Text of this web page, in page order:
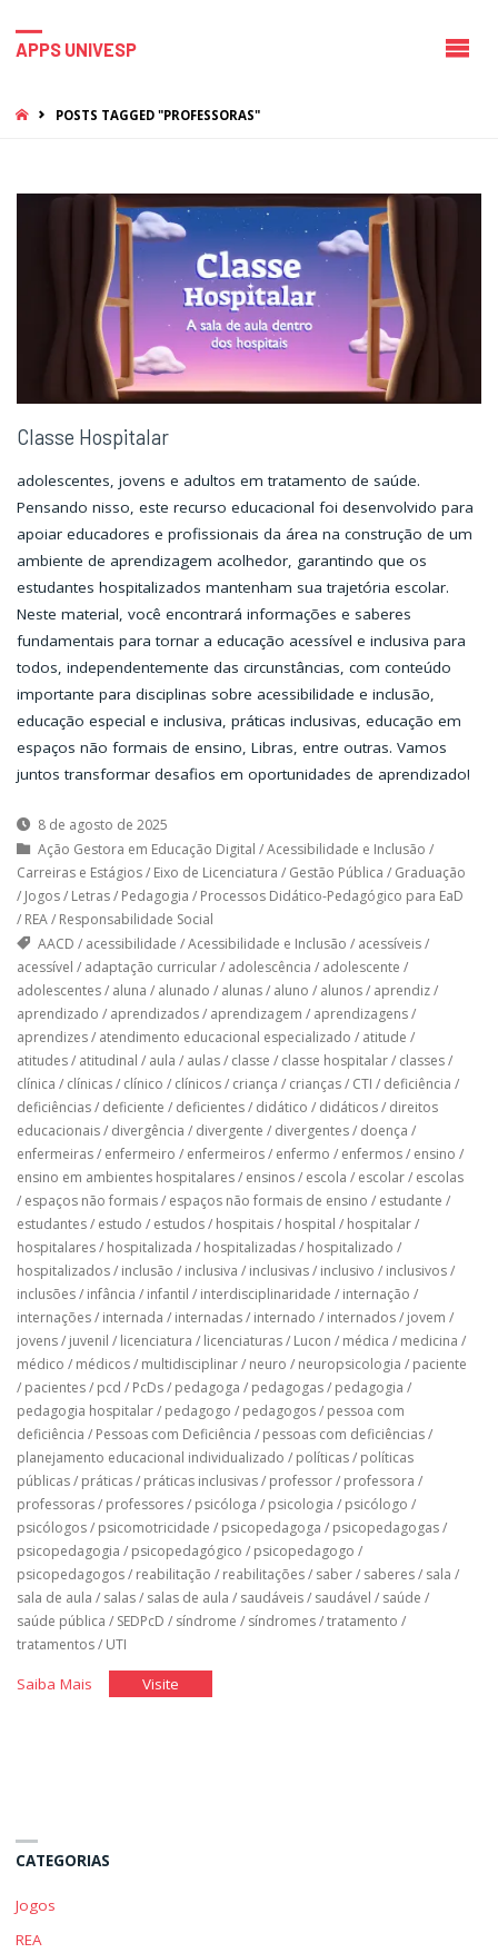
APPS UNIVESP
HOMEPOSTS TAGGED "PROFESSORAS"
Classe Hospitalar
adolescentes, jovens e adultos em tratamento de saúde.
Pensando nisso, este recurso educacional foi desenvolvido para
apoiar educadores e profissionais da área na construção de um
ambiente de aprendizagem acolhedor, garantindo que os
estudantes hospitalizados mantenham sua trajetória escolar.
Neste material, você encontrará informações e saberes
fundamentais para tornar a educação acessível e inclusiva para
todos, independentemente das circunstâncias, com conteúdo
importante para disciplinas sobre acessibilidade e inclusão,
educação especial e inclusiva, práticas inclusivas, educação em
espaços não formais de ensino, Libras, entre outras. Vamos
juntos transformar desafios em oportunidades de aprendizado!
8 de agosto de 2025
Ação Gestora em Educação Digital /Acessibilidade e Inclusão /
Carreiras e Estágios/ Eixo de Licenciatura / Gestão Pública / Graduação
/ Jogos/ Letras/ Pedagogia / Processos Didático-Pedagógico para EaD
/ REA/ Responsabilidade Social
AACD / acessibilidade /Acessibilidade e Inclusão / acessíveis/
acessível / adaptação curricular/ adolescência / adolescente /
adolescentes/ aluna / alunado / alunas/ aluno / alunos/ aprendiz/
aprendizado / aprendizados/ aprendizagem / aprendizagens/
aprendizes/ atendimento educacional especializado / atitude /
atitudes/ atitudinal / aula / aulas/ classe / classe hospitalar/ classes/
clínica / clínicas/ clínico / clínicos/ criança / crianças/ CTI / deficiência /
deficiências/ deficiente / deficientes/ didático / didáticos/ direitos
educacionais/ divergência / divergente / divergentes/ doença /
enfermeiras/ enfermeiro / enfermeiros/ enfermo / enfermos/ ensino /
ensino em ambientes hospitalares/ ensinos/ escola / escolar/ escolas
/ espaços não formais/ espaços não formais de ensino / estudante /
estudantes/ estudo / estudos/ hospitais/ hospital / hospitalar/
hospitalares/ hospitalizada / hospitalizadas/ hospitalizado /
hospitalizados/ inclusão / inclusiva / inclusivas/ inclusivo / inclusivos/
inclusões/ infância / infantil / interdisciplinaridade / internação /
internações/ internada / internadas/ internado / internados/ jovem /
jovens/ juvenil / licenciatura / licenciaturas/ Lucon / médica / medicina /
médico / médicos/ multidisciplinar/ neuro / neuropsicologia / paciente
/ pacientes/ pcd / PcDs/ pedagoga / pedagogas/ pedagogia /
pedagogia hospitalar/ pedagogo / pedagogos/ pessoa com
deficiência / Pessoas com Deficiência / pessoas com deficiências/
planejamento educacional individualizado / políticas/ políticas
públicas/ práticas/ práticas inclusivas/ professor/ professora /
professoras/ professores/ psicóloga / psicologia / psicólogo /
psicólogos/ psicomotricidade / psicopedagoga / psicopedagogas/
psicopedagogia / psicopedagógico / psicopedagogo /
psicopedagogos/ reabilitação / reabilitações/ saber/ saberes/ sala /
sala de aula / salas/ salas de aula / saudáveis/ saudável / saúde /
saúde pública / SEDPcD / síndrome / síndromes/tratamento /
tratamentos/ UTI
Saiba Mais"Classe Visite"Classe
CATEGORIAS
Jogos
REA